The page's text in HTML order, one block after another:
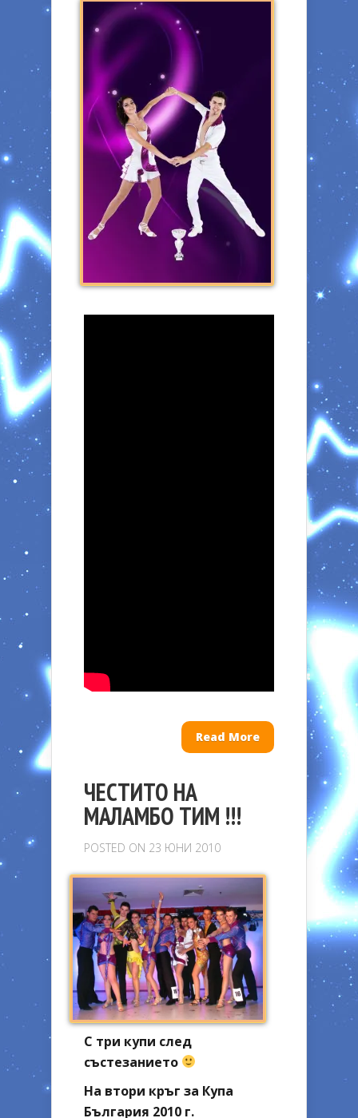
Read More
ЧЕСТИТО НА
МАЛАМБО ТИМ !!!
POSTED ON 23 ЮНИ 2010
С три купи след
състезанието
На втори кръг за Купа
България 2010 г.